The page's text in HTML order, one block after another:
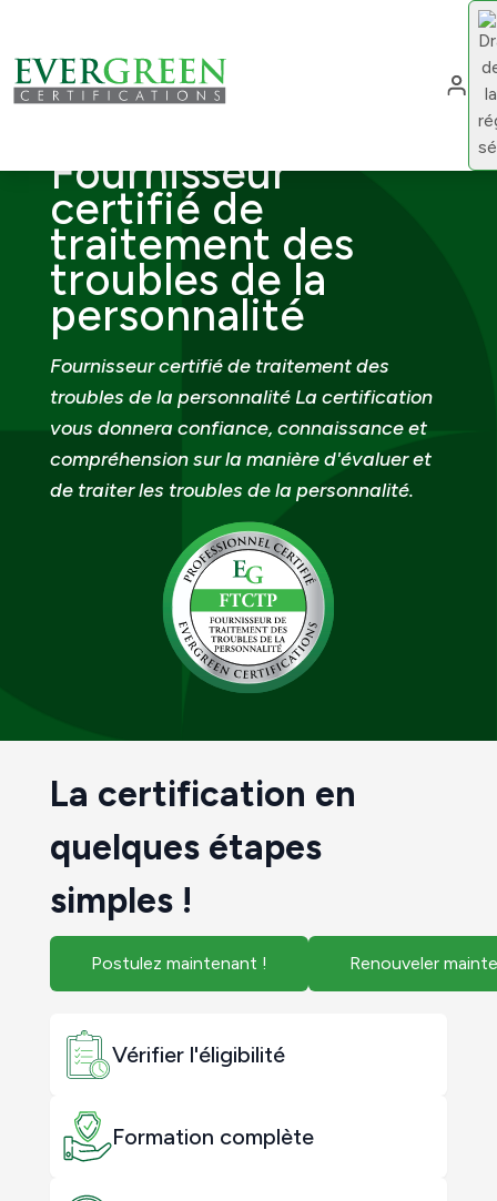
Fournisseur
certifié de
traitement des
troubles de la
personnalité
Fournisseur certifié de traitement des
troubles de la personnalité La certification
vous donnera confiance, connaissance et
compréhension sur la manière d'évaluer et
de traiter les troubles de la personnalité.
La certification en
quelques étapes
simples !
Postulez maintenant ! Renouveler
Vérifier l'éligibilité
Formation complète